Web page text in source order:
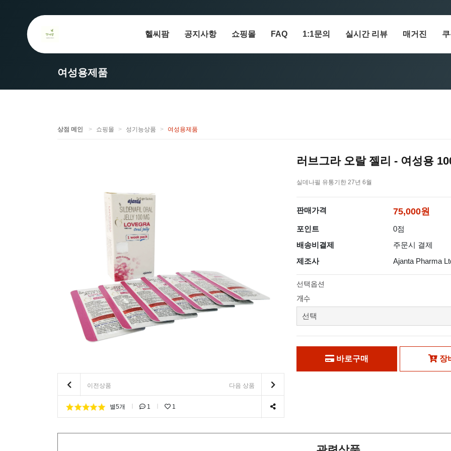
헬씨팜 공지사항 쇼핑몰 FAQ 1:1문의 실시간 리뷰 매거진
여성용제품
상점 메인 쇼핑몰 성기능상품 여성용제품
이전상품 다음 상품
별5개 1 1
러브그라 오랄 젤리 - 여성용
실데나필 유통기한 27년 6월
판매가격 75,000원
포인트
0점
배송비결제
주문시 결제
제조사
Ajanta Pharma
선택옵션
개수
바로구매 장